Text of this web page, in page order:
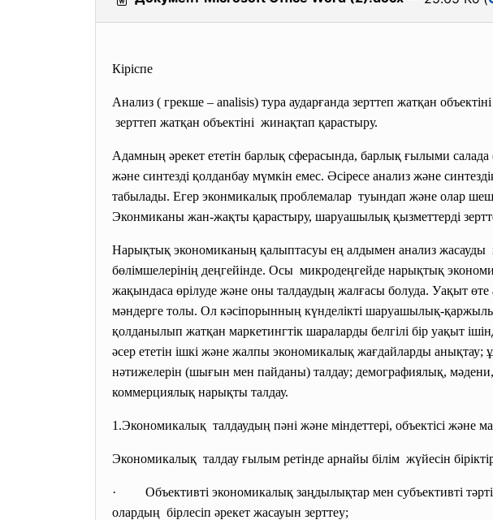
Кіріспе
Анализ ( грекше – analisis) тура аударғанда зерттеп жатқан
зерттеп жатқан объектіні жинақтап қарастыру.
Адамның әрекет ететін барлық сферасында, барлық ғылыми
және синтезді қолданбау мүмкін емес. Әсіресе анализ және
табылады. Егер эконмикалық проблемалар туындап және олар
Эконмиканы жан-жақты қарастыру, шаруашылық қызметтерді
Нарықтық экономиканың қалыптасуы ең алдымен анализ
бөлімшелерінің деңгейінде. Осы микродеңгейде нарықтық
жақындаса өрілуде және оны талдаудың жалғасы болуда. Уақыт
мәндерге толы. Ол кәсіпорынның күнделікті шаруашылық-
қолданылып жатқан маркетингтік шараларды белгілі бір уақыт
әсер ететін ішкі және жалпы экономикалық жағдайларды
нәтижелерін (шығын мен пайданы) талдау; демографиялық,
коммерциялық нарықты талдау.
1.Экономикалық талдаудың пәні және міндеттері, объектісі және
Экономикалық талдау ғылым ретінде арнайы білім жүйесін
· Объективті экономикалық заңдылықтар мен субъективті
олардың бірлесіп әрекет жасауын зерттеу;